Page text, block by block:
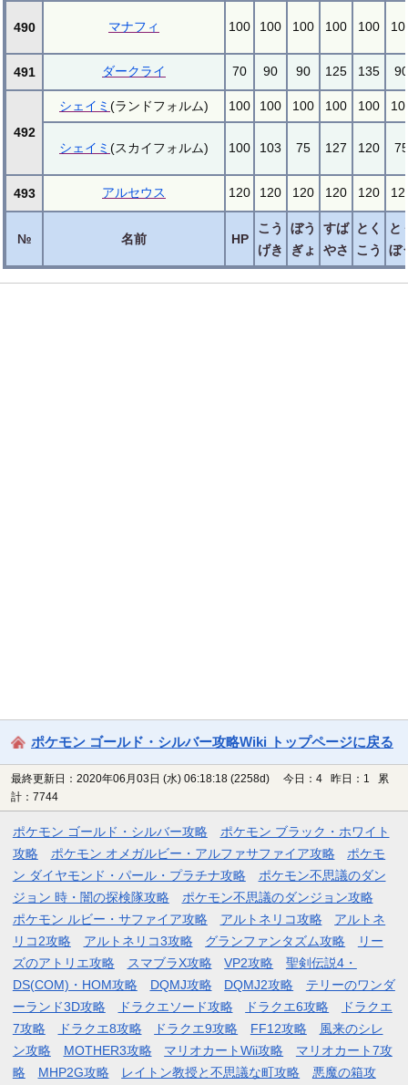
№ 名前 HP
こう
げき
ぼう
ぎょ
すば
やさ
とく
こう
と
ぼ
490 マナフィ 100 100 100 100 100
491 ダークライ 70 90 90 125 135 90
492
シェイミ (ランドフォルム) 100 100 100 100 100
シェイミ (スカイフォルム) 100 103 75 127 120 75
493 アルセウス 120 120 120 120 120
ポケモン ゴールド・シルバー攻略Wiki トップページに戻る
最終更新日：2020年06月03日 (水) 06:18:18 (2258d)
今日：4 昨日：1 累
計：7744
ポケモン ゴールド・シルバー攻略
ポケモン ブラック・ホワイト
攻略
ポケモン オメガルビー・アルファサファイア攻略
ポケモ
ン ダイヤモンド・パール・プラチナ攻略
ポケモン不思議のダン
ジョン 時・闇の探検隊攻略
ポケモン不思議のダンジョン攻略
ポケモン ルビー・サファイア攻略
アルトネリコ攻略
アルトネ
リコ2攻略
アルトネリコ3攻略 グランファンタズム攻略
リー
ズのアトリエ攻略
スマブラX攻略 VP2攻略
聖剣伝説4・
DS(COM)・HOM攻略
DQMJ攻略 DQMJ2攻略
テリーのワンダ
ーランド3D攻略
ドラクエソード攻略 ドラクエ6攻略
ドラクエ
7攻略
ドラクエ8攻略 ドラクエ9攻略 FF12攻略
風来のシレ
ン攻略
MOTHER3攻略 マリオカートWii攻略
マリオカート7攻
略
MHP2G攻略 レイトン教授と不思議な町攻略 悪魔の箱攻